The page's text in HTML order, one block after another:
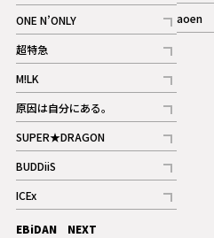
記事
ONE N’ONLY
記事
超特急
記事
M!LK
記事
原因は自分にある。
記事
SUPER★DRAGON
記事
BUDDiiS
記事
ICEx
記事
EBiDAN NEXT
aoen